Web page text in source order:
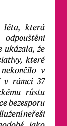
léta, která
ukázala, že
které
v
v rámci 37
růstu
bezesporu
neřeší